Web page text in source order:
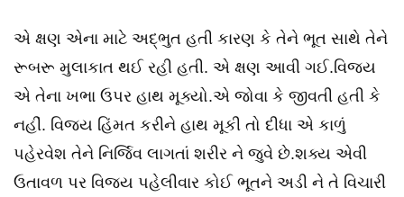
એ ક્ષણ એના માટે અદ્ભુત હતી કારણ કે તેને ભૂત સાથે તેને
રૂબરૂ મુલાકાત થઈ રહી હતી. એ ક્ષણ આવી ગઈ.વિજય
એ તેના ખભા ઉપર હાથ મૂક્યો.એ જોવા કે જીવતી હતી કે
નહીં. વિજય હિંમત કરીને હાથ મૂકી તો દીધા એ કાળું
પહેરવેશ તેને નિર્જિવ લાગતાં શરીર ને જુવે છે.શક્ય એવી
ઉતાવળ પર વિજય પહેલીવાર કોઈ ભૂતને અડી ને તે વિચારી